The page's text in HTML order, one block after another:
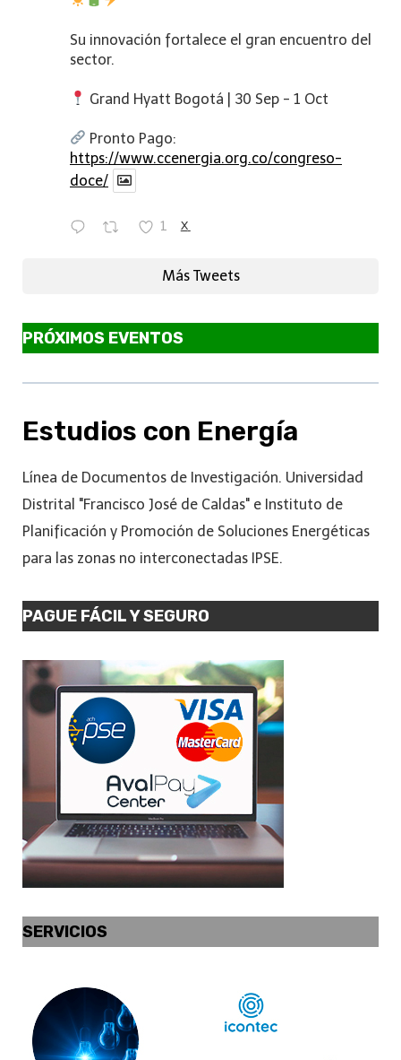
Su innovación fortalece el gran encuentro del
sector.
Grand Hyatt Bogotá | 30 Sep - 1 Oct
Pronto Pago:
https://www.ccenergia.org.co/congreso-
doce/
1 X
Más Tweets
PRÓXIMOS EVENTOS
Estudios con Energía
Línea de Documentos de Investigación. Universidad
Distrital "Francisco José de Caldas" e Instituto de
Planificación y Promoción de Soluciones Energéticas
para las zonas no interconectadas IPSE.
PAGUE FÁCIL Y SEGURO
SERVICIOS